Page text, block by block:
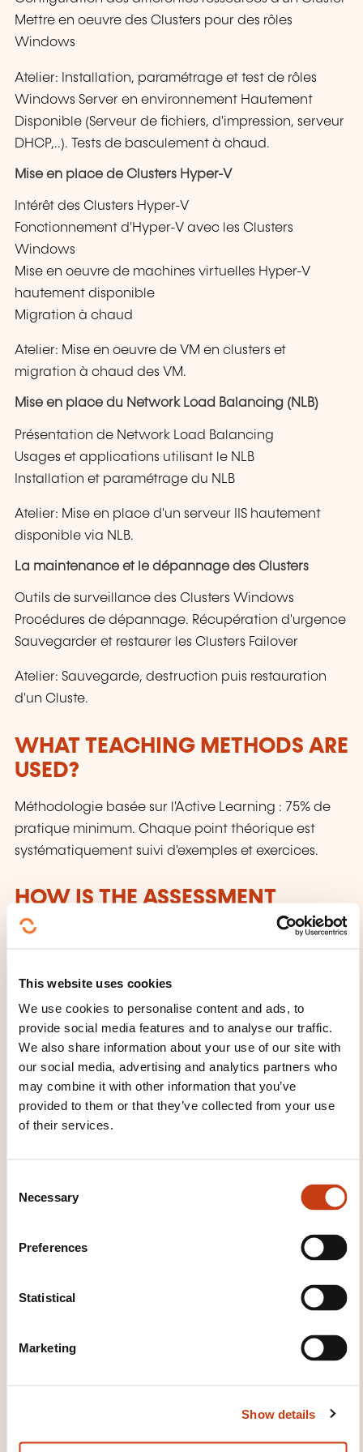
This website uses cookies
We use cookies to personalise content and ads, to
provide social media features and to analyse our traffic.
We also share information about your use of our site with
our social media, advertising and analytics partners who
may combine it with other information that you’ve
provided to them or that they’ve collected from your use
of their services.
Necessary
Preferences
Statistical
Marketing
Show details
Mettre en oeuvre des Clusters pour des rôles
Windows
Atelier: Installation, paramétrage et test de rôles
Windows Server en environnement Hautement
Disponible (Serveur de fichiers, d'impression, serveur
DHCP,..). Tests de basculement à chaud.
Mise en place de Clusters Hyper-V
Intérêt des Clusters Hyper-V
Fonctionnement d'Hyper-V avec les Clusters
Windows
Mise en oeuvre de machines virtuelles Hyper-V
hautement disponible
Migration à chaud
Atelier: Mise en oeuvre de VM en clusters et
migration à chaud des VM.
Mise en place du Network Load Balancing (NLB)
Présentation de Network Load Balancing
Usages et applications utilisant le NLB
Installation et paramétrage du NLB
Atelier: Mise en place d'un serveur IIS hautement
disponible via NLB.
La maintenance et le dépannage des Clusters
Outils de surveillance des Clusters Windows
Procédures de dépannage. Récupération d'urgence
Sauvegarder et restaurer les Clusters Failover
Atelier: Sauvegarde, destruction puis restauration
d'un Cluste.
WHAT TEACHING METHODS ARE
USED?
Méthodologie basée sur l'Active Learning : 75% de
pratique minimum. Chaque point théorique est
systématiquement suivi d'exemples et exercices.
HOW IS THE ASSESSMENT
ORGANISED?
WHAT WILL YOU RECEIVE AT
THE END OF THE TRAINING
COURSE?
Attestation de fin de stage mentionnant le résultat
des acquis